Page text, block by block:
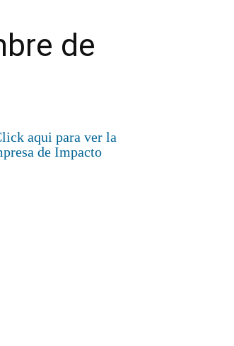
de
aqui para ver la
de Impacto